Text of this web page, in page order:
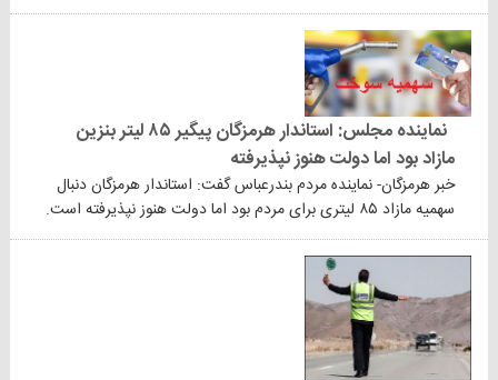
نماینده مجلس: استاندار هرمزگان پیگیر ۸۵ لیتر بنزین
مازاد بود اما دولت هنوز نپذیرفته
خبر هرمزگان- نماینده مردم بندرعباس گفت: استاندار هرمزگان دنبال
سهمیه مازاد ۸۵ لیتری برای مردم بود اما دولت هنوز نپذیرفته است.